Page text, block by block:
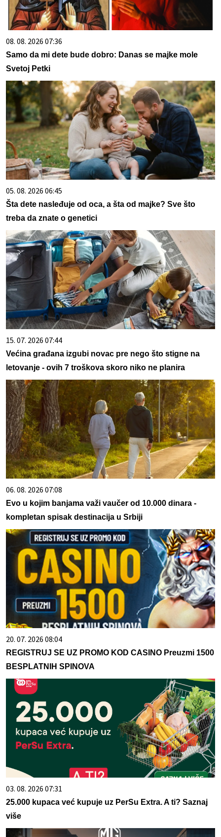
08. 08. 2026 07:36
Samo da mi dete bude dobro: Danas se majke mole
Svetoj Petki
05. 08. 2026 06:45
Šta dete nasleđuje od oca, a šta od majke? Sve što
treba da znate o genetici
15. 07. 2026 07:44
Većina građana izgubi novac pre nego što stigne na
letovanje - ovih 7 troškova skoro niko ne planira
06. 08. 2026 07:08
Evo u kojim banjama važi vaučer od 10.000 dinara -
kompletan spisak destinacija u Srbiji
20. 07. 2026 08:04
REGISTRUJ SE UZ PROMO KOD CASINO Preuzmi 1500
BESPLATNIH SPINOVA
03. 08. 2026 07:31
25.000 kupaca već kupuje uz PerSu Extra. A ti? Saznaj
više